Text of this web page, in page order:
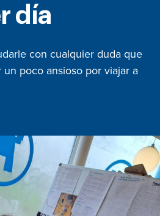
día
con cualquier duda que
un poco ansioso por viajar a